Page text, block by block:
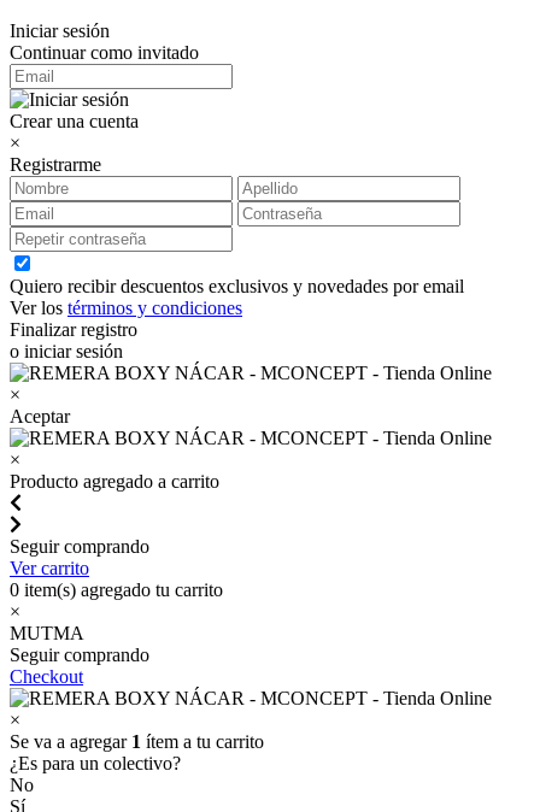
Iniciar sesión
Continuar como invitado
Crear una cuenta
×
Registrarme
Quiero recibir descuentos exclusivos y novedades por email
Ver los términos y condiciones
Finalizar registro
o iniciar sesión
×
Aceptar
×
Producto agregado a carrito
Seguir comprando
Ver carrito
0 item(s) agregado tu carrito
×
MUTMA
Seguir comprando
Checkout
×
Se va a agregar 1 ítem a tu carrito
¿Es para un colectivo?
No
Sí